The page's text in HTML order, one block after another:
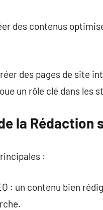
des contenus
des pages de site
un rôle clé dans les
la Rédaction
:
: un contenu bien